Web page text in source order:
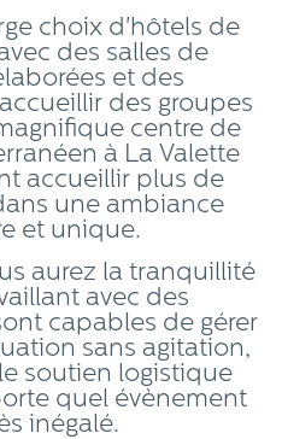
choix d'hôtels de
des salles de
et des
des groupes
centre de
à La Valette
accueillir plus de
une ambiance
et unique.
aurez la tranquillité
avec des
capables de gérer
sans agitation,
soutien logistique
quel évènement
inégalé.